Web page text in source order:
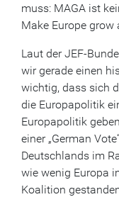
muss: MAGA ist
Make Europe grow
Laut der JEF-
wir gerade einen
wichtig, dass sich
die Europapolitik
Europapolitik
einer „German
Deutschlands im
wie wenig Europa
Koalition